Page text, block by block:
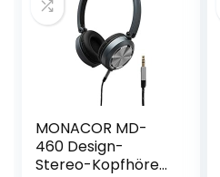
MONACOR MD-
460 Design-
Stereo-Kopfhörer,